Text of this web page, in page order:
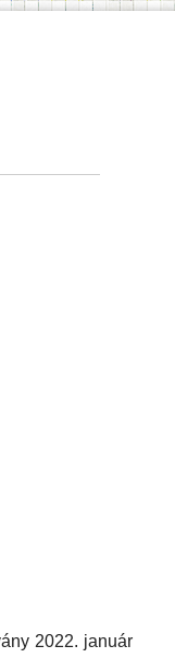
2022. január